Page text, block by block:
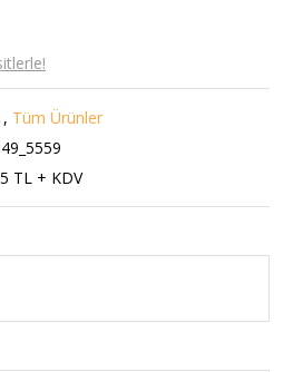
, Tüm Ürünler
TL + KDV